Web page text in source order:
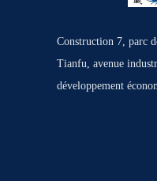
Construction 7, parc
Tianfu, avenue
développement